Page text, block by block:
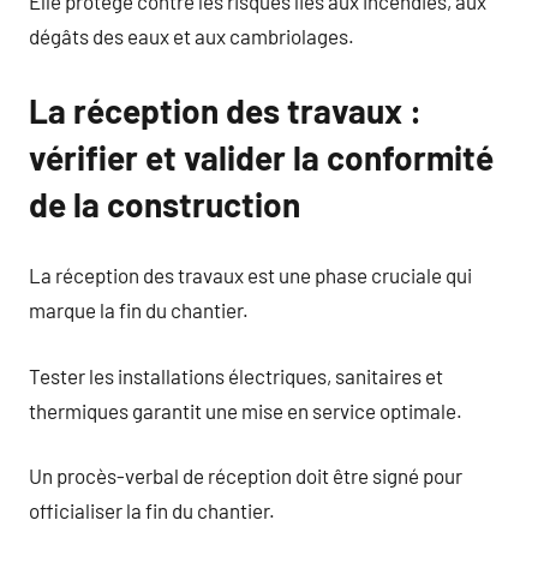
dégâts des eaux et aux cambriolages.
La réception des travaux :
vérifier et valider la conformité
de la construction
La réception des travaux est une phase cruciale qui
marque la fin du chantier.
Tester les installations électriques, sanitaires et
thermiques garantit une mise en service optimale.
Un procès-verbal de réception doit être signé pour
officialiser la fin du chantier.